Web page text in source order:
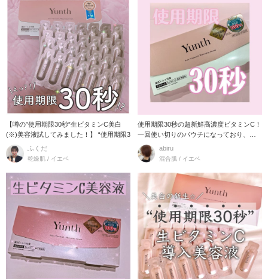
【噂の”使用期限30秒”生ビタミンC美白
(※)美容液試してみました！】 “使用期限3
ふくだ
乾燥肌 / イエベ
使用期限30秒の超新鮮高濃度ビタミンC！
一回使い切りのパウチになっており、新
鮮さを
abiru
混合肌 / イエベ